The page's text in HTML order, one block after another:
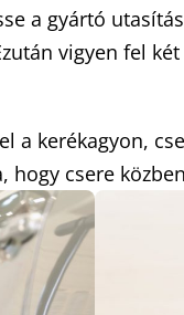
a gyártó
vigyen fel
a kerékagyon,
hogy csere